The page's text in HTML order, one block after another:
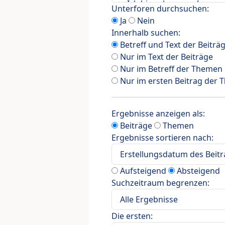
Unterforen durchsuchen:
Ja
Nein
Innerhalb suchen:
Betreff und Text der
Nur im Text der Beiträge
Nur im Betreff der Themen
Nur im ersten Beitrag der
Ergebnisse anzeigen als:
Beiträge
Themen
Ergebnisse sortieren nach:
Aufsteigend
Absteigend
Suchzeitraum begrenzen:
Die ersten: